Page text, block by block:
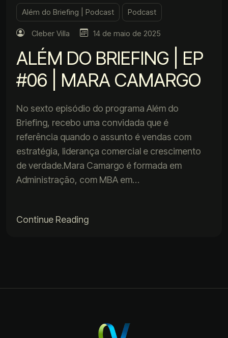
Além do Briefing | Podcast Podcast
Cleber Villa 14 de maio de 2025
ALÉM DO BRIEFING | EP
#06 | MARA CAMARGO
No sexto episódio do programa Além do
Briefing, recebo uma convidada que é
referência quando o assunto é vendas com
estratégia, liderança comercial e crescimento
de verdade.Mara Camargo é formada em
Administração, com MBA em…
Continue Reading